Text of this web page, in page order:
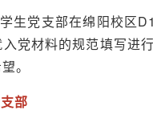
生党支部在绵阳校区
党材料的规范填写进
。
部